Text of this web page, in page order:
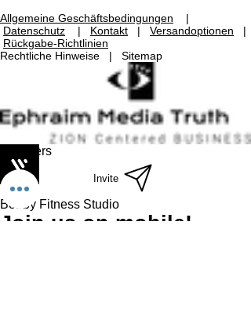
Allgemeine Geschäftsbedingungen |
Datenschutz | Kontakt | Versandoptionen |
Rückgabe-Richtlinien
Rechtliche Hinweise | Sitemap
Members
Invite
Bobby Fitness Studio
Join us on mobile!